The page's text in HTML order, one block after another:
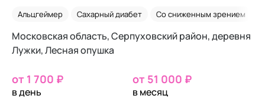
Альцгеймер Сахарный диабет Со сниженным зрением
Московская область, Серпуховский район, деревня
Лужки, Лесная опушка
от 1 700 ₽
в день
от 51 000 ₽
в месяц